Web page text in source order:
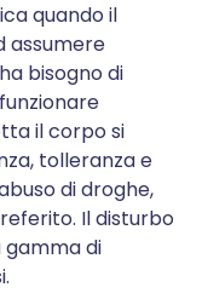
quando il
assumere
bisogno di
il corpo si
tolleranza e
di droghe,
Il disturbo
gamma di